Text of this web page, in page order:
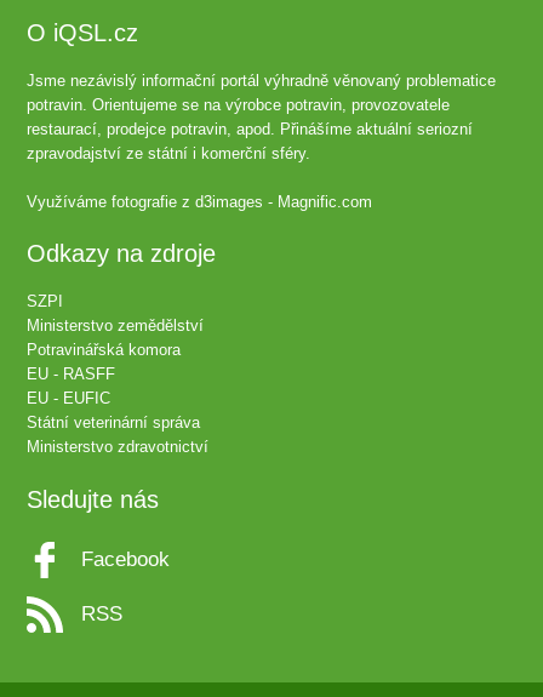
O iQSL.cz
Jsme nezávislý informační portál výhradně věnovaný problematice
potravin. Orientujeme se na výrobce potravin, provozovatele
restaurací, prodejce potravin, apod. Přinášíme aktuální seriozní
zpravodajství ze státní i komerční sféry.
Využíváme fotografie zd3images - Magnific.com
Odkazy na zdroje
SZPI
Ministerstvo zemědělství
Potravinářská komora
EU - RASFF
EU - EUFIC
Státní veterinární správa
Ministerstvo zdravotnictví
Sledujte nás
Facebook
RSS